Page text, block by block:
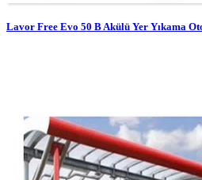
Lavor Free Evo 50 B Akülü Yer Yıkama